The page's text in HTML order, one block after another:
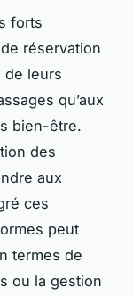
forts
réservation
de leurs
qu’aux
bien-être.
des
aux
ces
peut
termes de
ou la gestion